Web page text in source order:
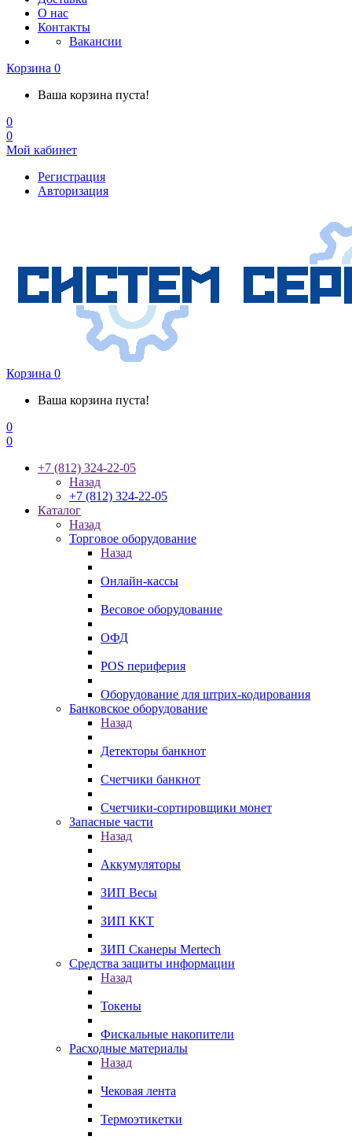
О нас
Контакты
Вакансии
Корзина 0
Ваша корзина пуста!
0
0
Мой кабинет
Регистрация
Авторизация
Корзина 0
Ваша корзина пуста!
0
0
+7 (812) 324-22-05
Назад
+7 (812) 324-22-05
Каталог
Назад
Торговое оборудование
Назад
Онлайн-кассы
Весовое оборудование
ОФД
POS периферия
Оборудование для штрих-кодирования
Банковское оборудование
Назад
Детекторы банкнот
Счетчики банкнот
Счетчики-сортировщики монет
Запасные части
Назад
Аккумуляторы
ЗИП Весы
ЗИП ККТ
ЗИП Сканеры Mertech
Средства защиты информации
Назад
Токены
Фискальные накопители
Расходные материалы
Назад
Чековая лента
Термоэтикетки